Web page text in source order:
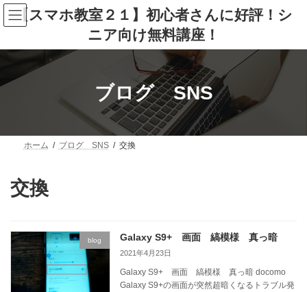
コ
ン
テ
ナ
ビ
ゲ
【スマホ教室２１】初心者さんに好評！シ
ニア向け無料講座！
ブログ SNS
ホーム ブログ SNS 交換
交換
blog Galaxy S9+ 画面 縞模様 真っ暗
2021年4月23日
Galaxy S9+ 画面 縞模様 真っ暗 docomo
Galaxy S9+の画面が突然超暗くなるトラブル発